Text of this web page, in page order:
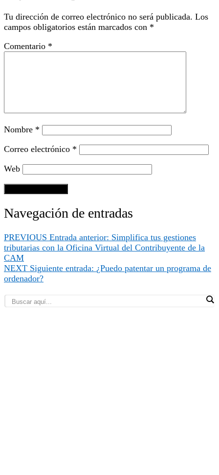
Tu dirección de correo electrónico no será publicada. Los
campos obligatorios están marcados con *
Comentario *
Nombre *
Correo electrónico *
Web
Navegación de entradas
PREVIOUS Entrada anterior: Simplifica tus gestiones
tributarias con la Oficina Virtual del Contribuyente de la
CAM
NEXT Siguiente entrada: ¿Puedo patentar un programa de
ordenador?